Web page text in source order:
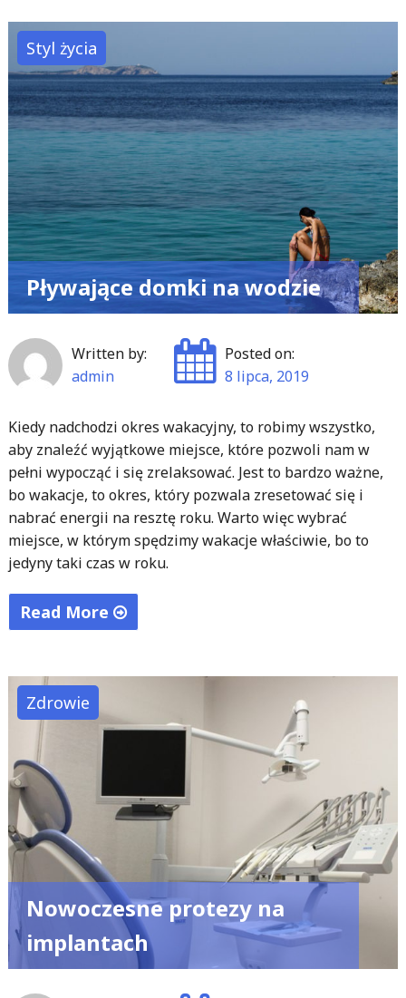
nowość,
która
przyciąga
uwagę…"
Styl życia
Pływające domki na wodzie
Written by:
admin
Posted on:
8 lipca, 2019
Kiedy nadchodzi okres wakacyjny, to robimy wszystko,
aby znaleźć wyjątkowe miejsce, które pozwoli nam w
pełni wypocząć i się zrelaksować. Jest to bardzo ważne,
bo wakacje, to okres, który pozwala zresetować się i
nabrać energii na resztę roku. Warto więc wybrać
miejsce, w którym spędzimy wakacje właściwie, bo to
jedyny taki czas w roku.
Read More
na
wodzie"
Zdrowie
Nowoczesne protezy na
implantach